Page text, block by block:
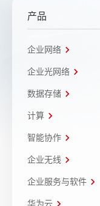
产品
企业网络
企业光网络
数据存储
计算
智能协作
企业无线
企业服务与软件
华为云